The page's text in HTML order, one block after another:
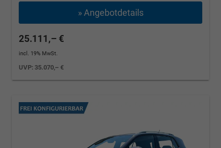
» Angebotdetails
25.111,– €
incl. 19% MwSt.
UVP: 35.070,– €